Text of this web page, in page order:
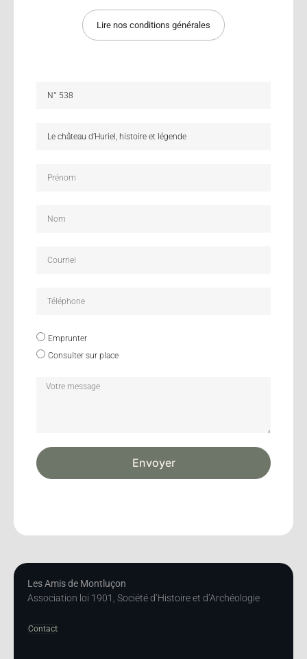
Lire nos conditions générales
Emprunter
Consulter sur place
Envoyer
Les Amis de Montluçon
Association loi 1901, Société d’Histoire et d’Archéologie
Contact